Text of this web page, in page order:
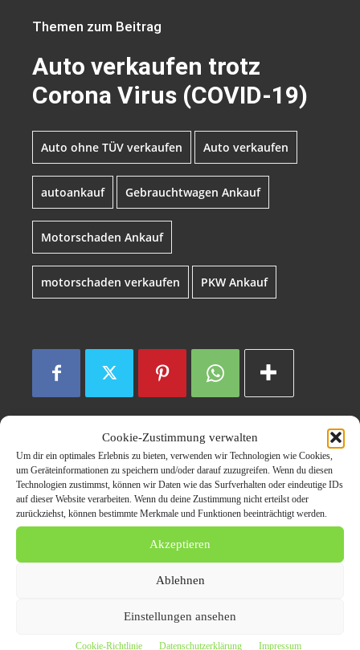
Cookie-Zustimmung verwalten
Um dir ein optimales Erlebnis zu bieten, verwenden wir Technologien wie Cookies,
um Geräteinformationen zu speichern und/oder darauf zuzugreifen. Wenn du diesen
Technologien zustimmst, können wir Daten wie das Surfverhalten oder eindeutige IDs
auf dieser Website verarbeiten. Wenn du deine Zustimmung nicht erteilst oder
zurückziehst, können bestimmte Merkmale und Funktionen beeinträchtigt werden.
Akzeptieren
Ablehnen
Einstellungen ansehen
Cookie-Richtlinie Datenschutzerklärung Impressum
Themen zum Beitrag
Auto verkaufen trotz
Corona Virus (COVID-19)
Auto ohne TÜV verkaufen Auto verkaufen
autoankauf Gebrauchtwagen Ankauf
Motorschaden Ankauf
motorschaden verkaufen PKW Ankauf
Disclaimer/ Haftungsausschluss:
Für den oben stehend Pressemitteilung inkl.
dazugehörigen Bilder / Videos ist ausschließlich der
im Text angegebene Kontakt verantwortlich. Der
Webseitenanbieter kfzmobile.com distanziert sich
ausdrücklich von den Inhalten Dritter und macht sich